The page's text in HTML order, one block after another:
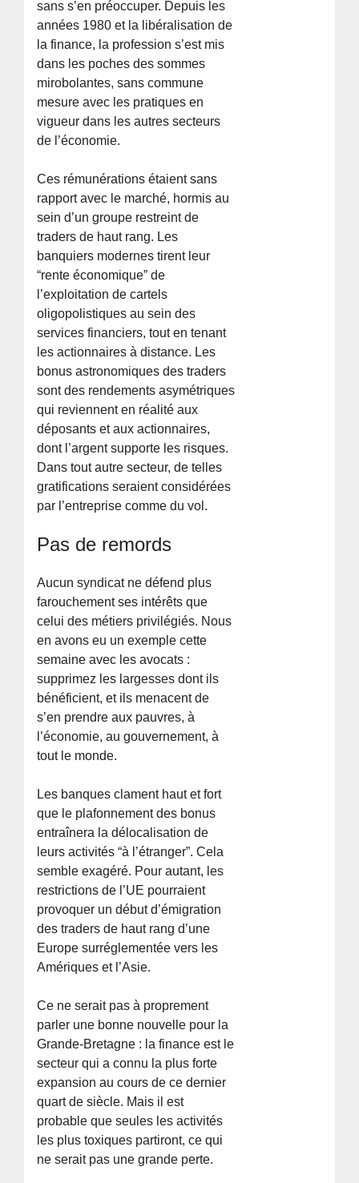
sans s’en préoccuper. Depuis les
années 1980 et la libéralisation de
la finance, la profession s’est mis
dans les poches des sommes
mirobolantes, sans commune
mesure avec les pratiques en
vigueur dans les autres secteurs
de l’économie.
Ces rémunérations étaient sans
rapport avec le marché, hormis au
sein d’un groupe restreint de
traders de haut rang. Les
banquiers modernes tirent leur
“rente économique” de
l’exploitation de cartels
oligopolistiques au sein des
services financiers, tout en tenant
les actionnaires à distance. Les
bonus astronomiques des traders
sont des rendements asymétriques
qui reviennent en réalité aux
déposants et aux actionnaires,
dont l’argent supporte les risques.
Dans tout autre secteur, de telles
gratifications seraient considérées
par l’entreprise comme du vol.
Pas de remords
Aucun syndicat ne défend plus
farouchement ses intérêts que
celui des métiers privilégiés. Nous
en avons eu un exemple cette
semaine avec les avocats :
supprimez les largesses dont ils
bénéficient, et ils menacent de
s’en prendre aux pauvres, à
l’économie, au gouvernement, à
tout le monde.
Les banques clament haut et fort
que le plafonnement des bonus
entraînera la délocalisation de
leurs activités “à l’étranger”. Cela
semble exagéré. Pour autant, les
restrictions de l’UE pourraient
provoquer un début d’émigration
des traders de haut rang d’une
Europe surréglementée vers les
Amériques et l’Asie.
Ce ne serait pas à proprement
parler une bonne nouvelle pour la
Grande-Bretagne : la finance est le
secteur qui a connu la plus forte
expansion au cours de ce dernier
quart de siècle. Mais il est
probable que seules les activités
les plus toxiques partiront, ce qui
ne serait pas une grande perte.